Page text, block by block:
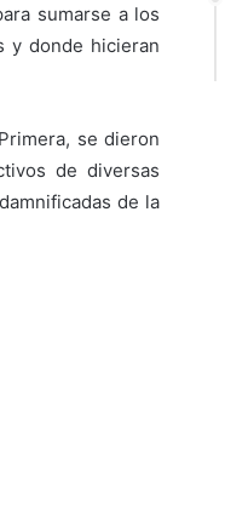
sumarse a los
y donde hicieran
se dieron
de diversas
de la